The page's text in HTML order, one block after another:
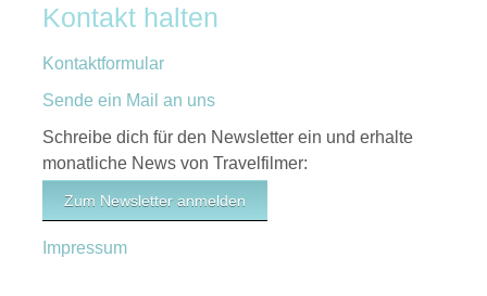
Kontakt halten
Kontaktformular
Sende ein Mail an uns
Schreibe dich für den Newsletter ein und erhalte
monatliche News von Travelfilmer:
Zum Newsletter anmelden
Impressum